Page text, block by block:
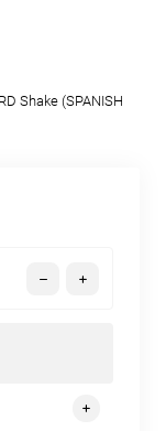
Shake (SPANISH